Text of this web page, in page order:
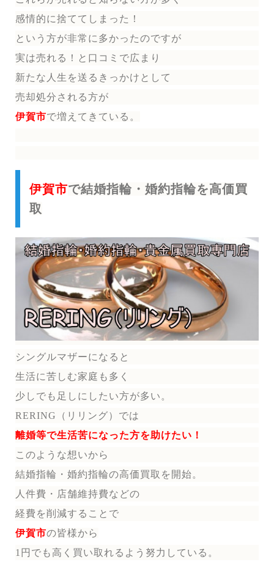
感情的に捨ててしまった！
という方が非常に多かったのですが
実は売れる！と口コミで広まり
新たな人生を送る きっかけとして
売却処分される方が
伊賀市で増えてきている。
伊賀市で結婚指輪・婚約指輪を高価買
取
シングルマザーになると
生活に苦しむ家庭も多く
少しでも足しにしたい方が多い。
RERING（リリング）では
離婚等で生活苦になった方を助けたい！
このような想いから
結婚指輪・婚約指輪の高価買取を開始。
人件費・店舗維持費などの
経費を削減することで
伊賀市の皆様から
1円でも高く買い取れるよう努力している。